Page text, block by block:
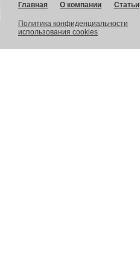
Главная О компании Статьи
Политика конфиденциальности
использования cookies